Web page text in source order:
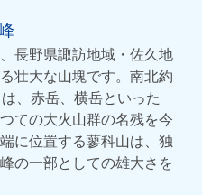
長野県諏訪地域・佐久地
壮大な山塊です。南北約
、赤岳、横岳といった
ての大火山群の名残を今
に位置する蓼科山は、独
の一部としての雄大さを